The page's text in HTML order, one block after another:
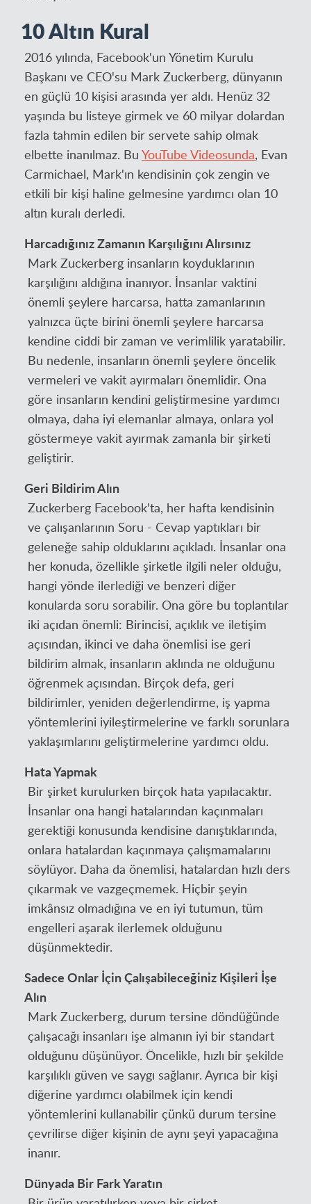
10 Altın Kural
2016 yılında, Facebook'un Yönetim Kurulu
Başkanı ve CEO'su Mark Zuckerberg, dünyanın
en güçlü 10 kişisi arasında yer aldı. Henüz 32
yaşında bu listeye girmek ve 60 milyar dolardan
fazla tahmin edilen bir servete sahip olmak
elbette inanılmaz. Bu YouTube Videosunda, Evan
Carmichael, Mark'ın kendisinin çok zengin ve
etkili bir kişi haline gelmesine yardımcı olan 10
altın kuralı derledi.
Harcadığınız Zamanın Karşılığını Alırsınız
Mark Zuckerberg insanların koyduklarının
karşılığını aldığına inanıyor. İnsanlar vaktini
önemli şeylere harcarsa, hatta zamanlarının
yalnızca üçte birini önemli şeylere harcarsa
kendine ciddi bir zaman ve verimlilik yaratabilir.
Bu nedenle, insanların önemli şeylere öncelik
vermeleri ve vakit ayırmaları önemlidir. Ona
göre insanların kendini geliştirmesine yardımcı
olmaya, daha iyi elemanlar almaya, onlara yol
göstermeye vakit ayırmak zamanla bir şirketi
geliştirir.
Geri Bildirim Alın
Zuckerberg Facebook'ta, her hafta kendisinin
ve çalışanlarının Soru - Cevap yaptıkları bir
geleneğe sahip olduklarını açıkladı. İnsanlar ona
her konuda, özellikle şirketle ilgili neler olduğu,
hangi yönde ilerlediği ve benzeri diğer
konularda soru sorabilir. Ona göre bu toplantılar
iki açıdan önemli: Birincisi, açıklık ve iletişim
açısından, ikinci ve daha önemlisi ise geri
bildirim almak, insanların aklında ne olduğunu
öğrenmek açısından. Birçok defa, geri
bildirimler, yeniden değerlendirme, iş yapma
yöntemlerini iyileştirmelerine ve farklı sorunlara
yaklaşımlarını geliştirmelerine yardımcı oldu.
Hata Yapmak
Bir şirket kurulurken birçok hata yapılacaktır.
İnsanlar ona hangi hatalarından kaçınmaları
gerektiği konusunda kendisine danıştıklarında,
onlara hatalardan kaçınmaya çalışmamalarını
söylüyor. Daha da önemlisi, hatalardan hızlı ders
çıkarmak ve vazgeçmemek. Hiçbir şeyin
imkânsız olmadığına ve en iyi tutumun, tüm
engelleri aşarak ilerlemek olduğunu
düşünmektedir.
Sadece Onlar İçin Çalışabileceğiniz Kişileri İşe
Alın
Mark Zuckerberg, durum tersine döndüğünde
çalışacağı insanları işe almanın iyi bir standart
olduğunu düşünüyor. Öncelikle, hızlı bir şekilde
karşılıklı güven ve saygı sağlanır. Ayrıca bir kişi
diğerine yardımcı olabilmek için kendi
yöntemlerini kullanabilir çünkü durum tersine
çevrilirse diğer kişinin de aynı şeyi yapacağına
inanır.
Dünyada Bir Fark Yaratın